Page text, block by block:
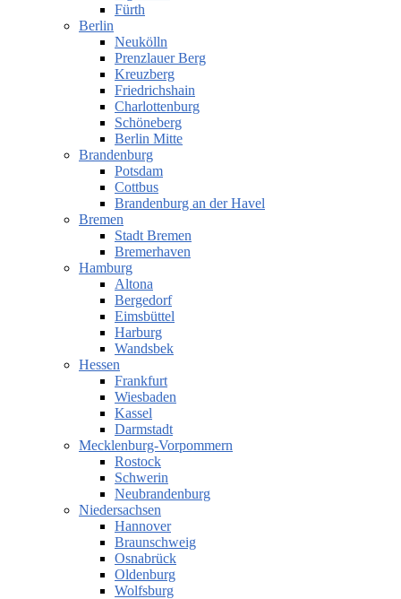
Fürth
Berlin
Neukölln
Prenzlauer Berg
Kreuzberg
Friedrichshain
Charlottenburg
Schöneberg
Berlin Mitte
Brandenburg
Potsdam
Cottbus
Brandenburg an der Havel
Bremen
Stadt Bremen
Bremerhaven
Hamburg
Altona
Bergedorf
Eimsbüttel
Harburg
Wandsbek
Hessen
Frankfurt
Wiesbaden
Kassel
Darmstadt
Mecklenburg-Vorpommern
Rostock
Schwerin
Neubrandenburg
Niedersachsen
Hannover
Braunschweig
Osnabrück
Oldenburg
Wolfsburg